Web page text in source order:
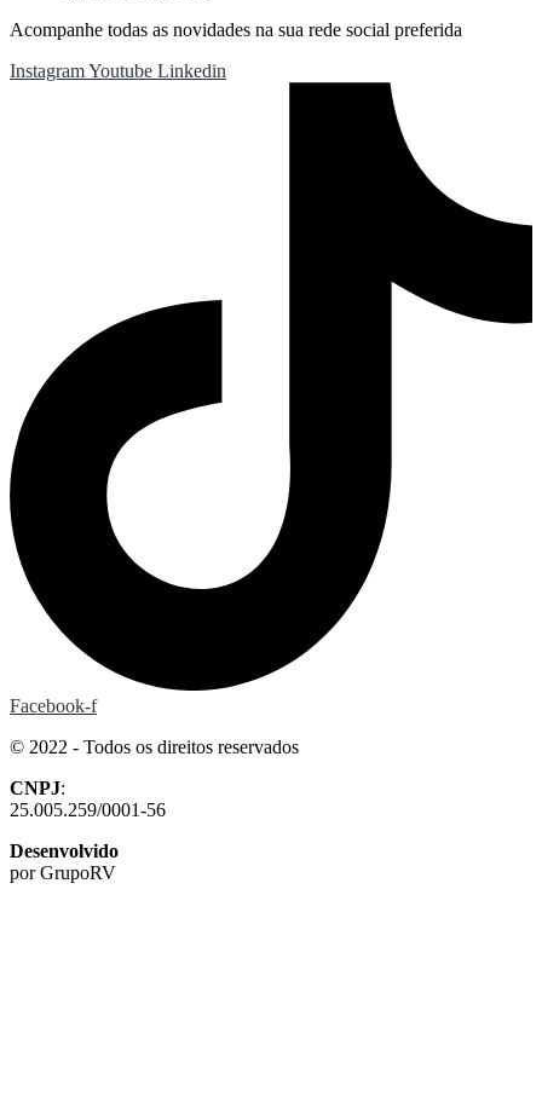
Acompanhe todas as novidades na sua rede social preferida
InstagramYoutube Linkedin
Facebook-f
© 2022 - Todos os direitos reservados
CNPJ:
25.005.259/0001-56
Desenvolvido
por GrupoRV